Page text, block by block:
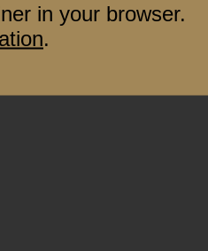
in your browser.
.